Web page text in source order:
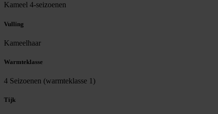
Kameel 4-seizoenen
Vulling
Kameelhaar
Warmteklasse
4 Seizoenen (warmteklasse 1)
Tijk